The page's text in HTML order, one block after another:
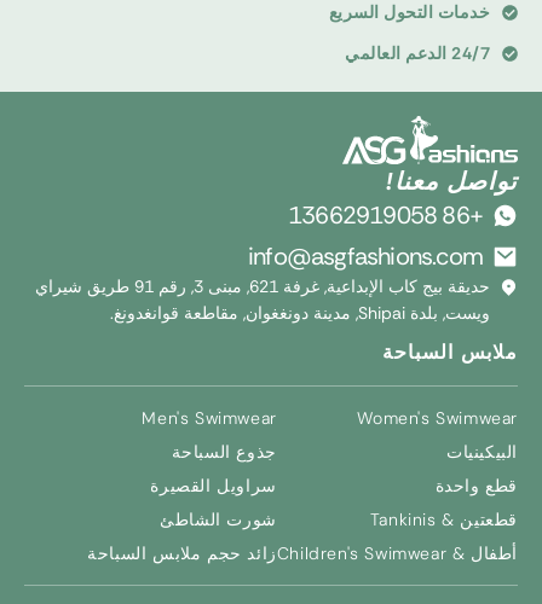
خدمات التحول السريع
24/7 الدعم العالمي
تواصل معنا!
+86 13662919058
info@asgfashions.com
حديقة بيج كاب الإبداعية, غرفة 621, مبنى 3, رقم 91 طريق شيراي
ويست, بلدة Shipai, مدينة دونغغوان, مقاطعة قوانغدونغ.
ملابس السباحة
Women's Swimwear
البيكينيات
قطع واحدة
قطعتين & Tankinis
أطفال & Children's Swimwear
Men's Swimwear
جذوع السباحة
سراويل القصيرة
شورت الشاطئ
زائد حجم ملابس السباحة